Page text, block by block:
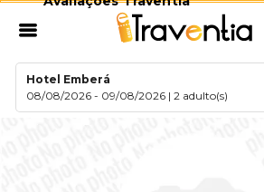
Hotel Emberá
08/08/2026 - 09/08/2026 |2 adulto(s)